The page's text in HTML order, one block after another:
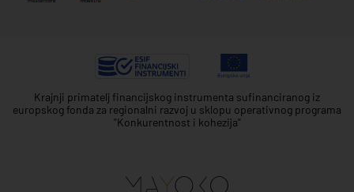
Krajnji primatelj financijskog instrumenta sufinanciranog iz
europskog fonda za regionalni razvoj u sklopu operativnog programa
"Konkurentnost i kohezija"